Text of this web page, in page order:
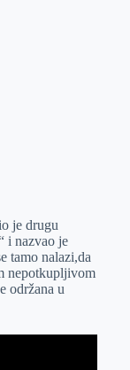
je drugu
i nazvao je
tamo nalazi,da
nepotkupljivom
održana u